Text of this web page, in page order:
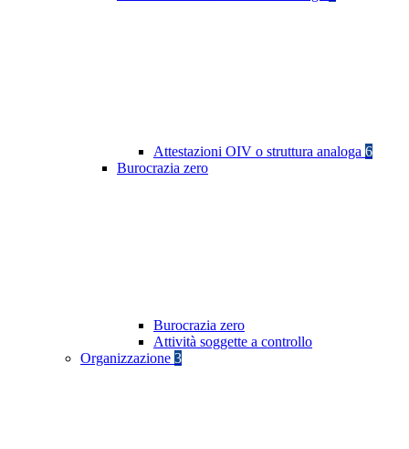
Attestazioni OIV o struttura analoga 6
Burocrazia zero
Burocrazia zero
Attività soggette a controllo
Organizzazione 3